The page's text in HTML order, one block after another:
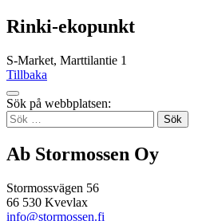
Rinki-ekopunkt
S-Market, Marttilantie 1
Tillbaka
Tillbaka
up
Sök på webbplatsen:
Sök
efter:
Ab Stormossen Oy
Stormossvägen 56
66 530 Kvevlax
info@stormossen.fi